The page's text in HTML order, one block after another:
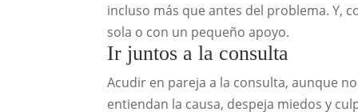
incluso más que antes del problema. Y,
sola o con un pequeño apoyo.
Ir juntos a la consulta
Acudir en pareja a la consulta, aunque
entiendan la causa, despeja miedos y